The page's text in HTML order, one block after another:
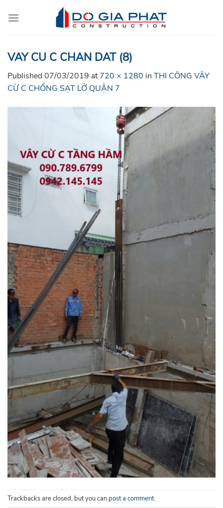
VAY CU C CHAN DAT (8)
Published 07/03/2019 at720 × 1280 in THI CÔNG VÂY
CỪ C CHỐNG SẠT LỞ QUẬN 7
Trackbacks are closed, but you can post a comment.